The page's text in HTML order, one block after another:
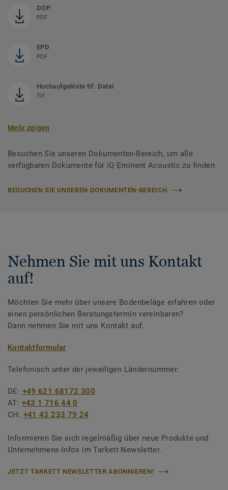
DOP
PDF
EPD
PDF
Hochaufgelöste tif. Datei
TIF
Mehr zeigen
Besuchen Sie unseren Dokumenten-Bereich, um alle
verfügbaren Dokumente für iQ Eminent Acoustic zu finden
BESUCHEN SIE UNSEREN DOKUMENTEN-BEREICH
Nehmen Sie mit uns Kontakt
auf!
Möchten Sie mehr über unsere Bodenbeläge erfahren oder
einen persönlichen Beratungstermin vereinbaren?
Dann nehmen Sie mit uns Kontakt auf.
Kontaktformular
Telefonisch unter der jeweiligen Ländernummer:
DE: +49 621 68172 300
AT: +43 1 716 44 0
CH: +41 43 233 79 24
Informieren Sie sich regelmäßig über neue Produkte und
Unternehmens-Infos im Tarkett Newsletter.
JETZT TARKETT NEWSLETTER ABONNIEREN!